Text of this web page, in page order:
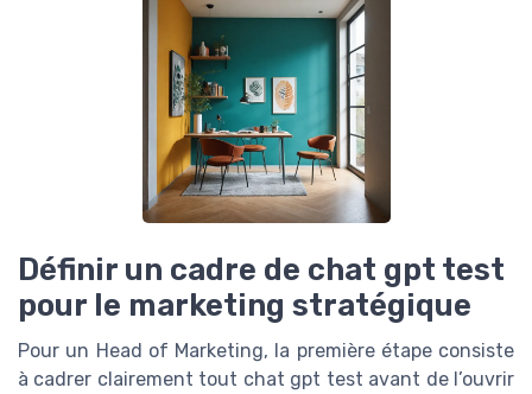
Définir un cadre de chat gpt test
pour le marketing stratégique
Pour un Head of Marketing, la première étape consiste
à cadrer clairement tout chat gpt test avant de l’ouvrir